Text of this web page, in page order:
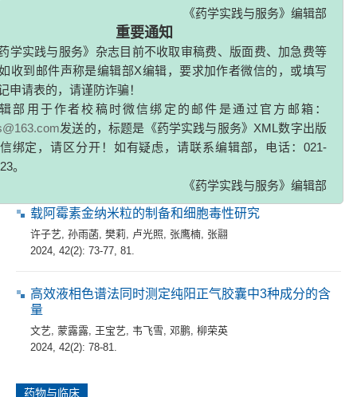
《药学实践与服务》编辑部
重要通知
学实践与服务》杂志目前不收取审稿费、版面费、加急费等
收到邮件声称是编辑部X编辑，要求加作者微信的，或填写
申请表的，请谨防诈骗！
部用于作者校稿时微信绑定的邮件是通过官方邮箱：
发送的，标题是《药学实践与服务》XML数字出版
绑定，请区分开！如有疑虑，请联系编辑部，电话：021-
。
《药学实践与服务》编辑部
体内药物分析技术在临床药学工作中的应用进展
2024, 42(2): 60-65.
中药复方参麻颈复颗粒治疗脑梗死的网络药理学研究
徐熠 ,何瑞华 , 黄瑾
载阿霉素金纳米粒的制备和细胞毒性研究
许子艺 孙雨菡 樊莉 卢光照 张鹰楠 张翮
2024, 42(2): 73-77, 81.
高效液相色谱法同时测定纯阳正气胶囊中3种成分的含
量
文艺 蒙露露 王宝艺 韦飞雪 邓鹏 柳荣英
2024, 42(2): 78-81.
药物与临床